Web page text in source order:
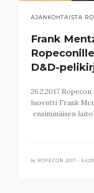
AJANKOHTAISTA
Frank
D&D-
26.2.2017
luovutti Frank
ensimmäisen
by ROPECON 2017 •